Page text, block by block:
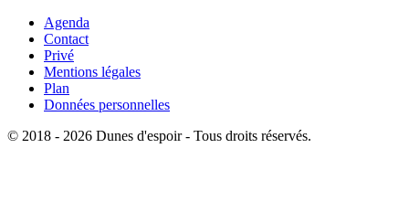
Agenda
Contact
Privé
Mentions légales
Plan
Données personnelles
© 2018 - 2026 Dunes d'espoir - Tous droits réservés.